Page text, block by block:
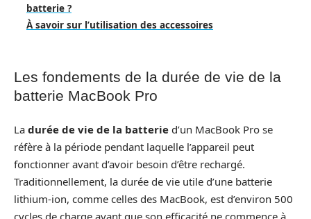
batterie ?
À savoir sur l’utilisation des accessoires
Les fondements de la durée de vie de la
batterie MacBook Pro
La durée de vie de la batterie d’un MacBook Pro se
réfère à la période pendant laquelle l’appareil peut
fonctionner avant d’avoir besoin d’être rechargé.
Traditionnellement, la durée de vie utile d’une batterie
lithium-ion, comme celles des MacBook, est d’environ 500
cycles de charge avant que son efficacité ne commence à